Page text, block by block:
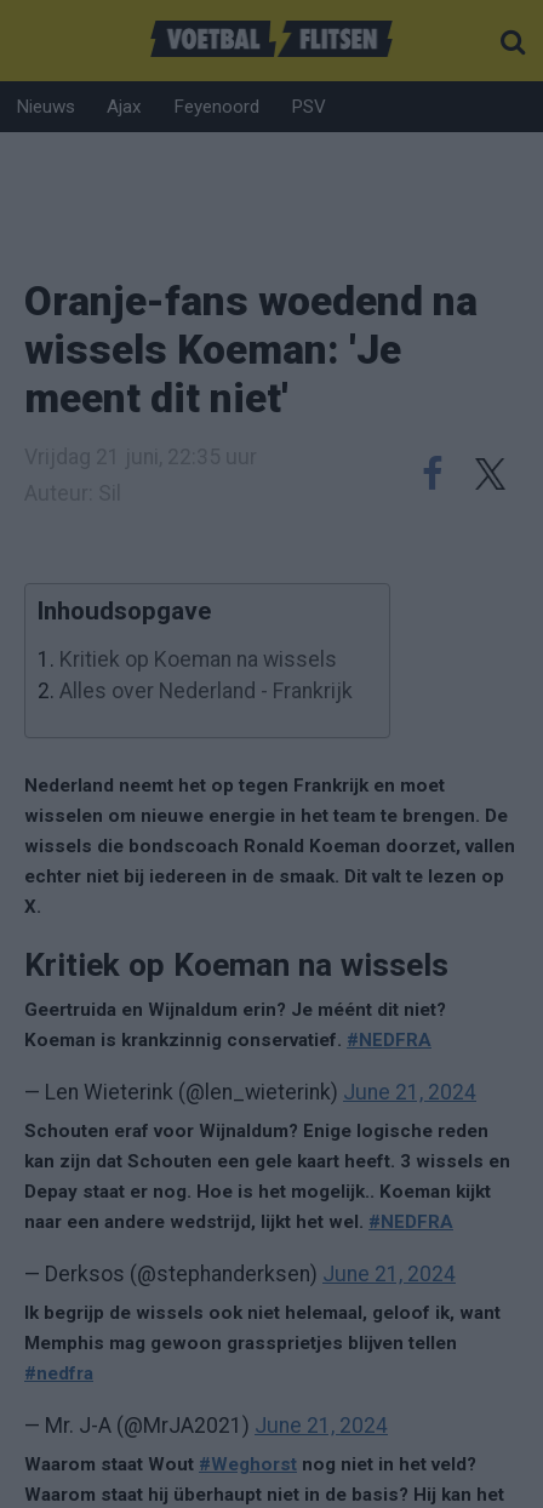
Nieuws Ajax Feyenoord PSV
Oranje-fans woedend na
wissels Koeman: 'Je
meent dit niet'
Inhoudsopgave
1. Kritiek op Koeman na wissels
2. Alles over Nederland - Frankrijk
Nederland neemt het op tegen Frankrijk en moet
wisselen om nieuwe energie in het team te brengen. De
wissels die bondscoach Ronald Koeman doorzet, vallen
echter niet bij iedereen in de smaak. Dit valt te lezen op
X.
Kritiek op Koeman na wissels
Geertruida en Wijnaldum erin? Je méént dit niet?
Koeman is krankzinnig conservatief. #NEDFRA
— Len Wieterink (@len_wieterink) June 21, 2024
Schouten eraf voor Wijnaldum? Enige logische reden
kan zijn dat Schouten een gele kaart heeft. 3 wissels en
Depay staat er nog. Hoe is het mogelijk.. Koeman kijkt
naar een andere wedstrijd, lijkt het wel. #NEDFRA
— Derksos (@stephanderksen) June 21, 2024
Ik begrijp de wissels ook niet helemaal, geloof ik, want
Memphis mag gewoon grassprietjes blijven tellen
#nedfra
— Mr. J-A (@MrJA2021) June 21, 2024
Waarom staat Wout #Weghorst nog niet in het veld?
Waarom staat hij überhaupt niet in de basis? Hij kan het